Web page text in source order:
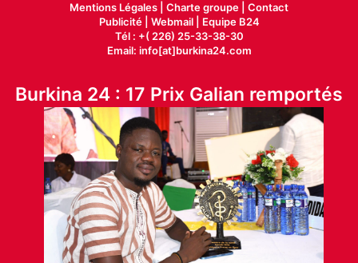
Mentions Légales | Charte groupe | Contact
Publicité| Webmail |
Equipe B24
Tél : +( 226) 25-33-38-30
Email: info[at]burkina24.com
Burkina 24 : 17 Prix Galian remportés